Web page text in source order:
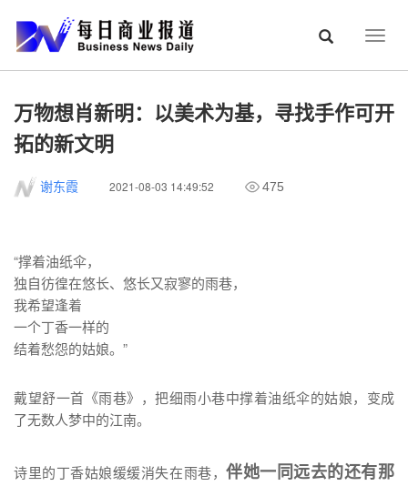
万物想肖新明：以美术为基，寻找手作可开
拓的新文明
谢东霞 2021-08-03 14:49:52 475
“撑着油纸伞，
独自彷徨在悠长、悠长又寂寥的雨巷，
我希望逢着
一个丁香一样的
结着愁怨的姑娘。”
戴望舒一首《雨巷》，把细雨小巷中撑着油纸伞的姑娘，变成
了无数人梦中的江南。
诗里的丁香姑娘缓缓消失在雨巷，伴她一同远去的还有那